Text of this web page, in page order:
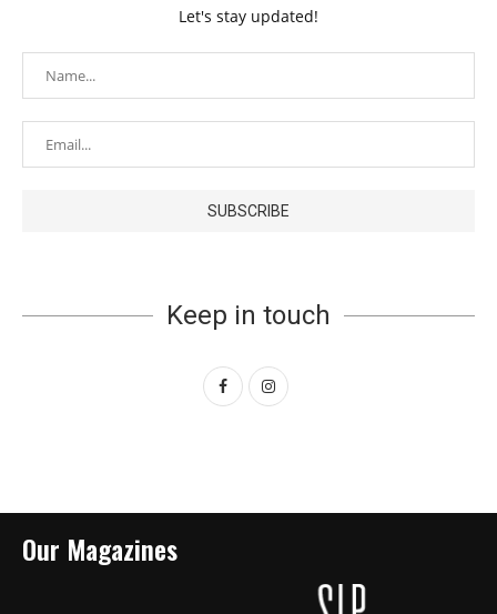
Let's stay updated!
Keep in touch
Our Magazines